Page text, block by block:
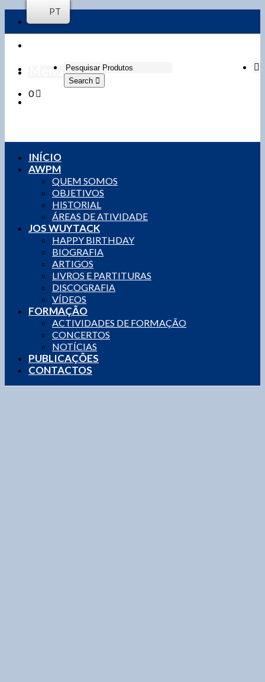
Menu
Search
0
INÍCIO
AWPM
QUEM SOMOS
OBJETIVOS
HISTORIAL
ÁREAS DE ATIVIDADE
JOS WUYTACK
HAPPY BIRTHDAY
BIOGRAFIA
ARTIGOS
LIVROS E PARTITURAS
DISCOGRAFIA
VÍDEOS
FORMAÇÃO
ACTIVIDADES DE FORMAÇÃO
CONCERTOS
NOTÍCIAS
PUBLICAÇÕES
CONTACTOS
PT